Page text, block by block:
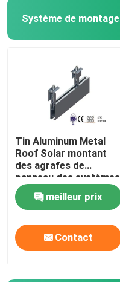
Tin Aluminum Metal
Roof Solar montant
des agrafes de
panneau des systèmes
88M/S
meilleur prix
Contact